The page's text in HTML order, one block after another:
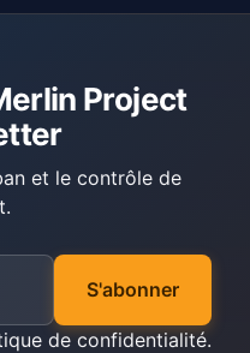
Project
et le contrôle de
S'abonner
de confidentialité.